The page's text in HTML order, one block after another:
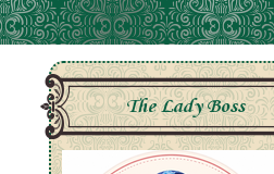
The Lady Boss